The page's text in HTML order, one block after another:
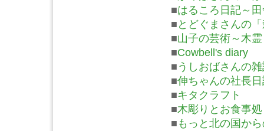
■はるころ日記～
■ とどぐまさんの
■山子の芸術～木
■Cowbell's diary
■ うしおばさんの
■伸ちゃんの社長
■キタクラフト
■木彫りとお食事
■ もっと北の国か